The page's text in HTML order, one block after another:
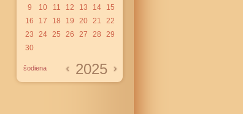
9
10 11 12 13 14
15
16
17 18 19 20 21
22
23
24 25 26 27 28
29
30
šodiena 2025